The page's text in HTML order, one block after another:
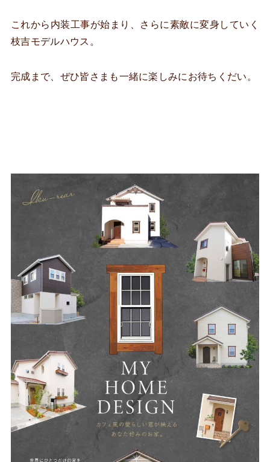
これから内装工事が始まり、さらに素敵に変身していく
枝吉モデルハウス。
完成まで、ぜひ皆さまも一緒に楽しみにお待ちくだい。